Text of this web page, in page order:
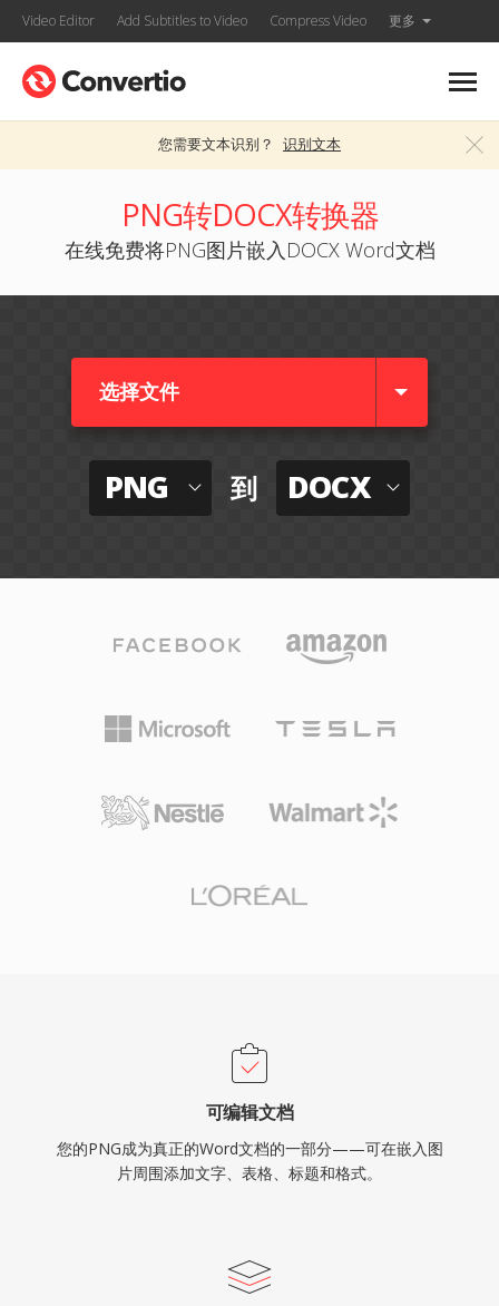
Video Editor Add Subtitles to Video Compress Video 更多
您需要文本识别？ 识别文本
PNG转DOCX转换器
在线免费将PNG图片嵌入DOCX Word文档
选择文件
PNG 到 DOCX
可编辑文档
您的PNG成为真正的Word文档的一部分——可在嵌入图
片周围添加文字、表格、标题和格式。